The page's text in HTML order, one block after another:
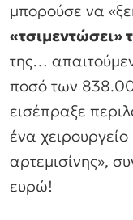
μπορούσε να
«τσιμεντώσει»
της…
ποσό των
εισέπραξε
ένα
αρτεμισίνης»,
ευρώ!